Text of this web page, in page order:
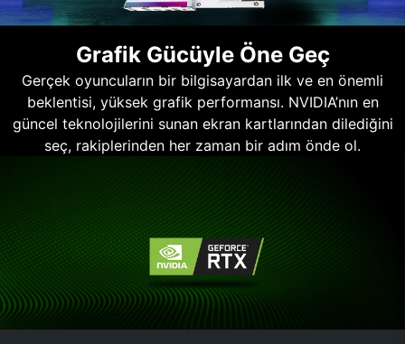
Grafik Gücüyle Öne Geç
Gerçek oyuncuların bir bilgisayardan ilk ve en önemli
beklentisi, yüksek grafik performansı. NVIDIA’nın en
güncel teknolojilerini sunan ekran kartlarından dilediğini
seç, rakiplerinden her zaman bir adım önde ol.